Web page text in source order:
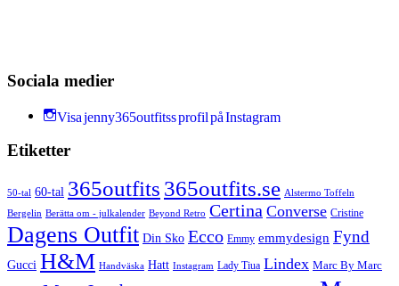
Sociala medier
Visa jenny365outfitss profil på Instagram
Etiketter
50-tal 60-tal 365outfits 365outfits.se Alstermo Toffeln
Bergelin Berätta om - julkalender Beyond Retro Certina Converse Cristine
Dagens Outfit Din Sko Ecco Emmy emmydesign Fynd
Gucci H&M Handväska Hatt Instagram Lady Tiua Lindex Marc By Marc